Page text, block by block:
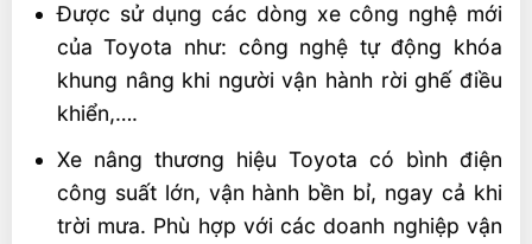
Được sử dụng các dòng xe công nghệ mới
của Toyota như: công nghệ tự động khóa
khung nâng khi người vận hành rời ghế điều
khiển,….
Xe nâng thương hiệu Toyota có bình điện
công suất lớn, vận hành bền bỉ, ngay cả khi
trời mưa. Phù hợp với các doanh nghiệp vận